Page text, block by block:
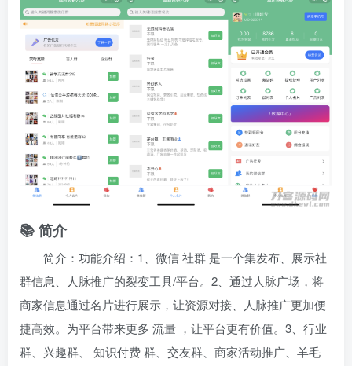
📚 简介
简介：功能介绍：1、微信社群 是一个集发布、展示社
群信息、人脉推广的裂变工具/平台。2、通过人脉广场，将
商家信息通过名片进行展示，让资源对接、人脉推广更加便
捷高效。为平台带来更多 流量 ，让平台更有价值。3、行业
群、兴趣群、 知识付费群、交友群、商家活动推广、羊毛